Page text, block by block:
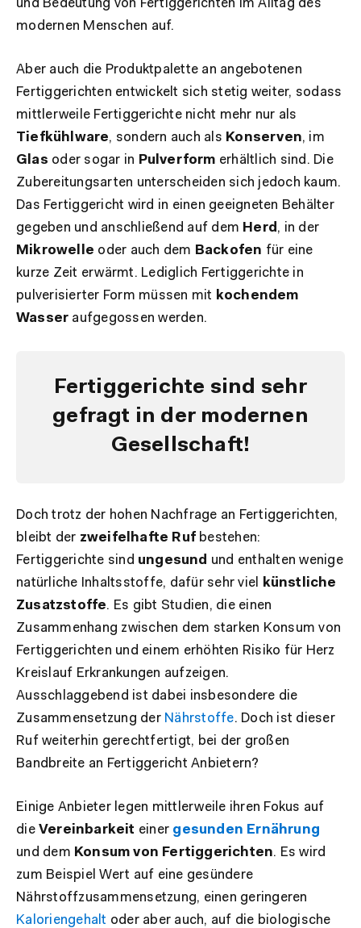
und Bedeutung von Fertiggerichten im Alltag des
modernen Menschen auf.
Aber auch die Produktpalette an angebotenen
Fertiggerichten entwickelt sich stetig weiter, sodass
mittlerweile Fertiggerichte nicht mehr nur als
Tiefkühlware, sondern auch als Konserven, im
Glas oder sogar in Pulverform erhältlich sind. Die
Zubereitungsarten unterscheiden sich jedoch kaum.
Das Fertiggericht wird in einen geeigneten Behälter
gegeben und anschließend auf dem Herd , in der
Mikrowelle oder auch dem Backofen für eine
kurze Zeit erwärmt. Lediglich Fertiggerichte in
pulverisierter Form müssen mit kochendem
Wasser aufgegossen werden.
Fertiggerichte sind sehr
gefragt in der modernen
Gesellschaft!
Doch trotz der hohen Nachfrage an Fertiggerichten,
bleibt der zweifelhafte Rufbestehen:
Fertiggerichte sind ungesund und enthalten wenige
natürliche Inhaltsstoffe, dafür sehr viel
künstliche
Zusatzstoffe. Es gibt Studien, die einen
Zusammenhang zwischen dem starken Konsum von
Fertiggerichten und einem erhöhten Risiko für Herz
Kreislauf Erkrankungen aufzeigen.
Ausschlaggebend ist dabei insbesondere die
Zusammensetzung der Nährstoffe. Doch ist dieser
Ruf weiterhin gerechtfertigt, bei der großen
Bandbreite an Fertiggericht Anbietern?
Einige Anbieter legen mittlerweile ihren Fokus auf
die Vereinbarkeit einer gesunden Ernährung
und dem Konsum von Fertiggerichten. Es wird
zum Beispiel Wert auf eine gesündere
Nährstoffzusammensetzung, einen geringeren
Kaloriengehalt oder aber auch, auf die biologische